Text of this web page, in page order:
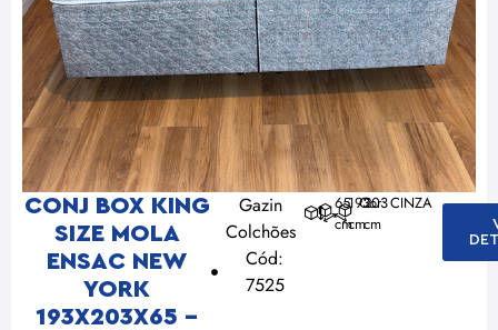
CONJ BOX KING
SIZE MOLA
ENSAC NEW
YORK
193X203X65 –
Gazin
Colchões
Cód:
7525
65
cm
193
cm
203
cm
Cor: CINZA